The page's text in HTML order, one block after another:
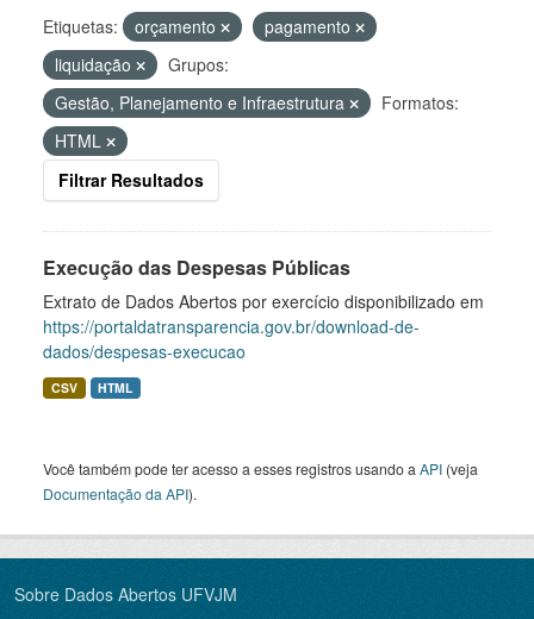
Etiquetas: orçamento
pagamento
liquidação
Grupos:
Gestão, Planejamento e Infraestrutura
Formatos:
HTML
Filtrar Resultados
Execução das Despesas Públicas
Extrato de Dados Abertos por exercício disponibilizado em
https://portaldatransparencia.gov.br/download-de-
dados/despesas-execucao
CSV HTML
Você também pode ter acesso a esses registros usando a API (veja
Documentação da API).
Sobre Dados Abertos UFVJM